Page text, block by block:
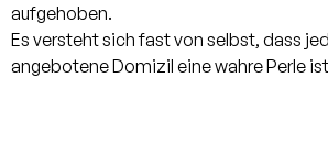
aufgehoben.
Es versteht sich fast von selbst, dass
angebotene Domizil eine wahre Perle